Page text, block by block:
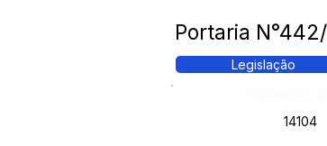
Portaria
Legislação
14104